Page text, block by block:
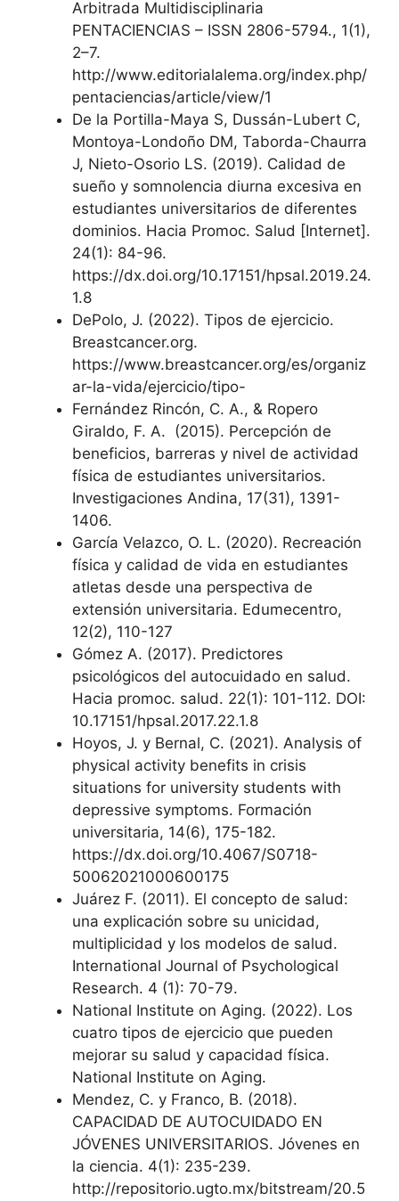
Arbitrada Multidisciplinaria
PENTACIENCIAS – ISSN 2806-5794., 1(1),
2–7.
http://www.editorialalema.org/index.php/
pentaciencias/article/view/1
De la Portilla-Maya S, Dussán-Lubert C,
Montoya-Londoño DM, Taborda-Chaurra
J, Nieto-Osorio LS. (2019). Calidad de
sueño y somnolencia diurna excesiva en
estudiantes universitarios de diferentes
dominios. Hacia Promoc. Salud [Internet].
24(1): 84-96.
https://dx.doi.org/10.17151/hpsal.2019.24.
1.8
DePolo, J. (2022). Tipos de ejercicio.
Breastcancer.org.
https://www.breastcancer.org/es/organiz
ar-la-vida/ejercicio/tipo-
Fernández Rincón, C. A., & Ropero
Giraldo, F. A. (2015). Percepción de
beneficios, barreras y nivel de actividad
física de estudiantes universitarios.
Investigaciones Andina, 17(31), 1391-
1406.
García Velazco, O. L. (2020). Recreación
física y calidad de vida en estudiantes
atletas desde una perspectiva de
extensión universitaria. Edumecentro,
12(2), 110-127
Gómez A. (2017). Predictores
psicológicos del autocuidado en salud.
Hacia promoc. salud. 22(1): 101-112. DOI:
10.17151/hpsal.2017.22.1.8
Hoyos, J. y Bernal, C. (2021). Analysis of
physical activity benefits in crisis
situations for university students with
depressive symptoms. Formación
universitaria, 14(6), 175-182.
https://dx.doi.org/10.4067/S0718-
50062021000600175
Juárez F. (2011). El concepto de salud:
una explicación sobre su unicidad,
multiplicidad y los modelos de salud.
International Journal of Psychological
Research. 4 (1): 70-79.
National Institute on Aging. (2022). Los
cuatro tipos de ejercicio que pueden
mejorar su salud y capacidad física.
National Institute on Aging.
Mendez, C. y Franco, B. (2018).
CAPACIDAD DE AUTOCUIDADO EN
JÓVENES UNIVERSITARIOS. Jóvenes en
la ciencia. 4(1): 235-239.
http://repositorio.ugto.mx/bitstream/20.5